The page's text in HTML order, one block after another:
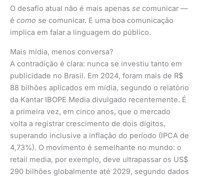
O desafio atual não é mais apenas se comunicar —
é como se comunicar. E uma boa comunicação
implica em falar a linguagem do público.
Mais mídia, menos conversa?
A contradição é clara: nunca se investiu tanto em
publicidade no Brasil. Em 2024, foram mais de R$
88 bilhões aplicados em mídia, segundo o relatório
da Kantar IBOPE Media divulgado recentemente. É
a primeira vez, em cinco anos, que o mercado
volta a registrar crescimento de dois dígitos,
superando inclusive a inflação do período (IPCA de
4,73%). O movimento é semelhante no mundo: o
retail media, por exemplo, deve ultrapassar os US$
290 bilhões globalmente até 2029, segundo dados